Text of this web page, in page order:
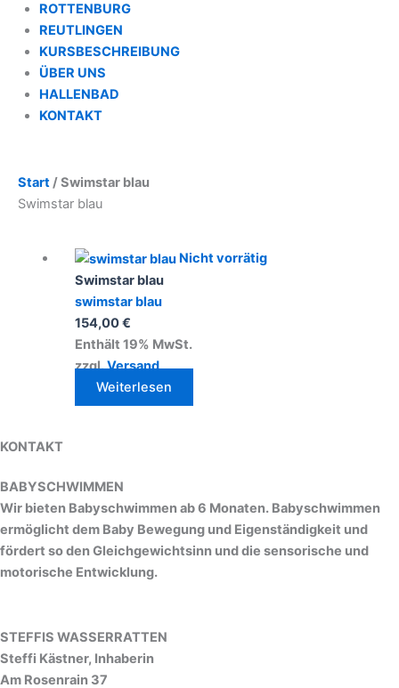
ROTTENBURG
REUTLINGEN
KURSBESCHREIBUNG
ÜBER UNS
HALLENBAD
KONTAKT
Start/ Swimstar blau
Swimstar blau
Nicht vorrätig
Swimstar blau
swimstar blau
154,00€
Enthält 19% MwSt.
zzgl.Versand
Weiterlesen
KONTAKT
BABYSCHWIMMEN
Wir bieten Babyschwimmen ab 6 Monaten. Babyschwimmen
ermöglicht dem Baby Bewegung und Eigenständigkeit und
fördert so den Gleichgewichtsinn und die sensorische und
motorische Entwicklung.
STEFFIS WASSERRATTEN
Steffi Kästner, Inhaberin
Am Rosenrain 37